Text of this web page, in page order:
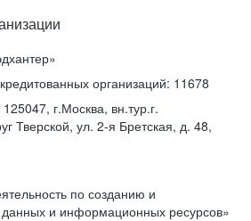
организаций: 11678
125047, г.Москва, вн.тур.г.
Тверской, ул. 2-я Бретская, д. 48,
по созданию и
и информационных ресурсов»